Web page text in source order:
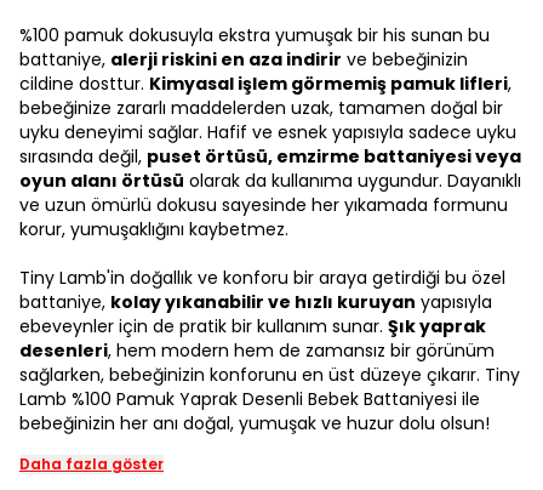
%100 pamuk dokusuyla ekstra yumuşak bir his sunan bu
battaniye, alerji riskini en aza indirir ve bebeğinizin
cildine dosttur. Kimyasal işlem görmemiş pamuk lifleri,
bebeğinize zararlı maddelerden uzak, tamamen doğal bir
uyku deneyimi sağlar. Hafif ve esnek yapısıyla sadece uyku
sırasında değil, puset örtüsü, emzirme battaniyesi veya
oyun alanı örtüsü olarak da kullanıma uygundur. Dayanıklı
ve uzun ömürlü dokusu sayesinde her yıkamada formunu
korur, yumuşaklığını kaybetmez.
Tiny Lamb'in doğallık ve konforu bir araya getirdiği bu özel
battaniye, kolay yıkanabilir ve hızlı kuruyan yapısıyla
ebeveynler için de pratik bir kullanım sunar. Şık yaprak
desenleri, hem modern hem de zamansız bir görünüm
sağlarken, bebeğinizin konforunu en üst düzeye çıkarır. Tiny
Lamb %100 Pamuk Yaprak Desenli Bebek Battaniyesi ile
bebeğinizin her anı doğal, yumuşak ve huzur dolu olsun!
Daha fazla göster